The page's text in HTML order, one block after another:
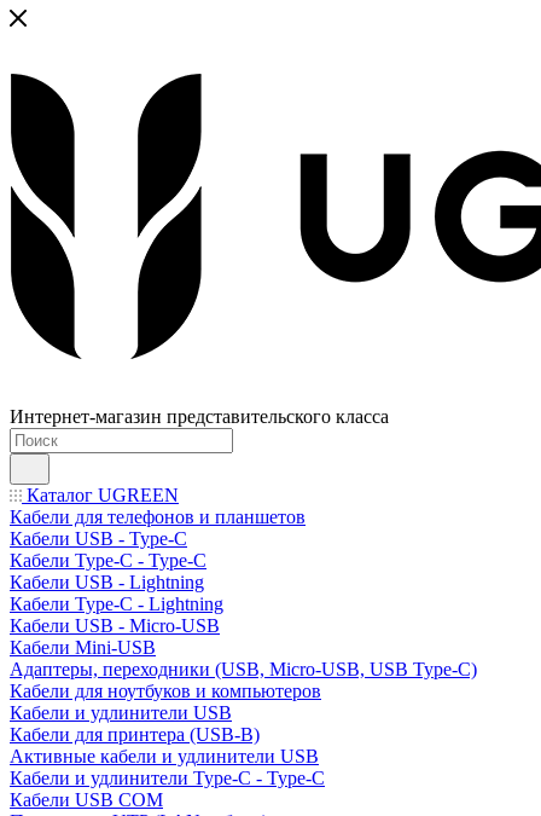
Интернет-магазин представительского класса
Каталог UGREEN
Кабели для телефонов и планшетов
Кабели USB - Type-C
Кабели Type-C - Type-C
Кабели USB - Lightning
Кабели Type-C - Lightning
Кабели USB - Micro-USB
Кабели Mini-USB
Адаптеры, переходники (USB, Micro-USB, USB Type-C)
Кабели для ноутбуков и компьютеров
Кабели и удлинители USB
Кабели для принтера (USB-B)
Активные кабели и удлинители USB
Кабели и удлинители Type-C - Type-C
Кабели USB COM